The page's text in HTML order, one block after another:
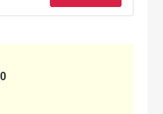
ギフト プレゼント
[№5303-0056]
5.0
北海道 由仁町